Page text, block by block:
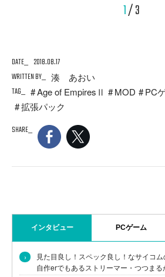
1/ 3
DATE
2018.08.17
WRITTEN BY
湊 あおい
TAG
Age of EmpiresⅡ MOD PC
拡張パック
SHARE
インタビュー PCゲーム
›
見た目良し！スペック良し！なサイコ
自作erでもあるストリーマー・つつまる